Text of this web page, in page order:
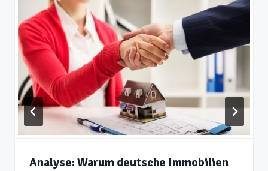
Analyse: Warum deutsche Immobilien